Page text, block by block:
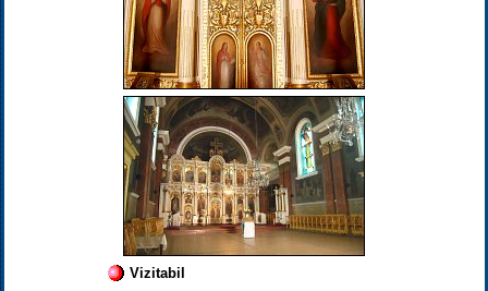
Vizitabil